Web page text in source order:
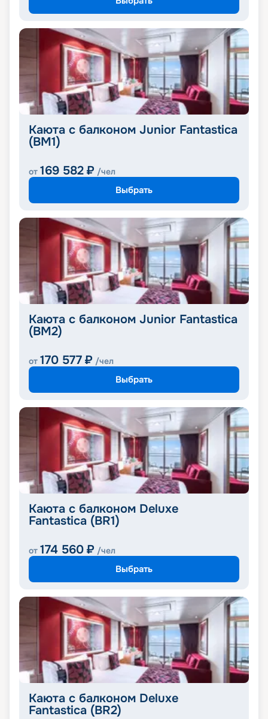
Каюта с балконом Junior Fantastica
(BM1)
от 169 582 ₽ /чел
Выбрать
Каюта с балконом Junior Fantastica
(BM2)
от 170 577 ₽ /чел
Выбрать
Каюта с балконом Deluxe
Fantastica (BR1)
от 174 560 ₽ /чел
Выбрать
Каюта с балконом Deluxe
Fantastica (BR2)